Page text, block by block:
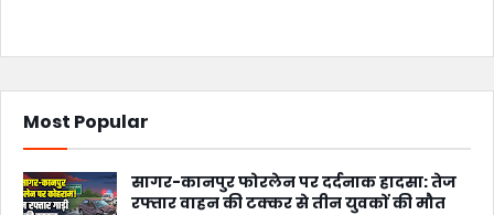
Most Popular
सागर-कानपुर फोरलेन पर दर्दनाक हादसा: तेज
रफ्तार वाहन की टक्कर से तीन युवकों की मौत